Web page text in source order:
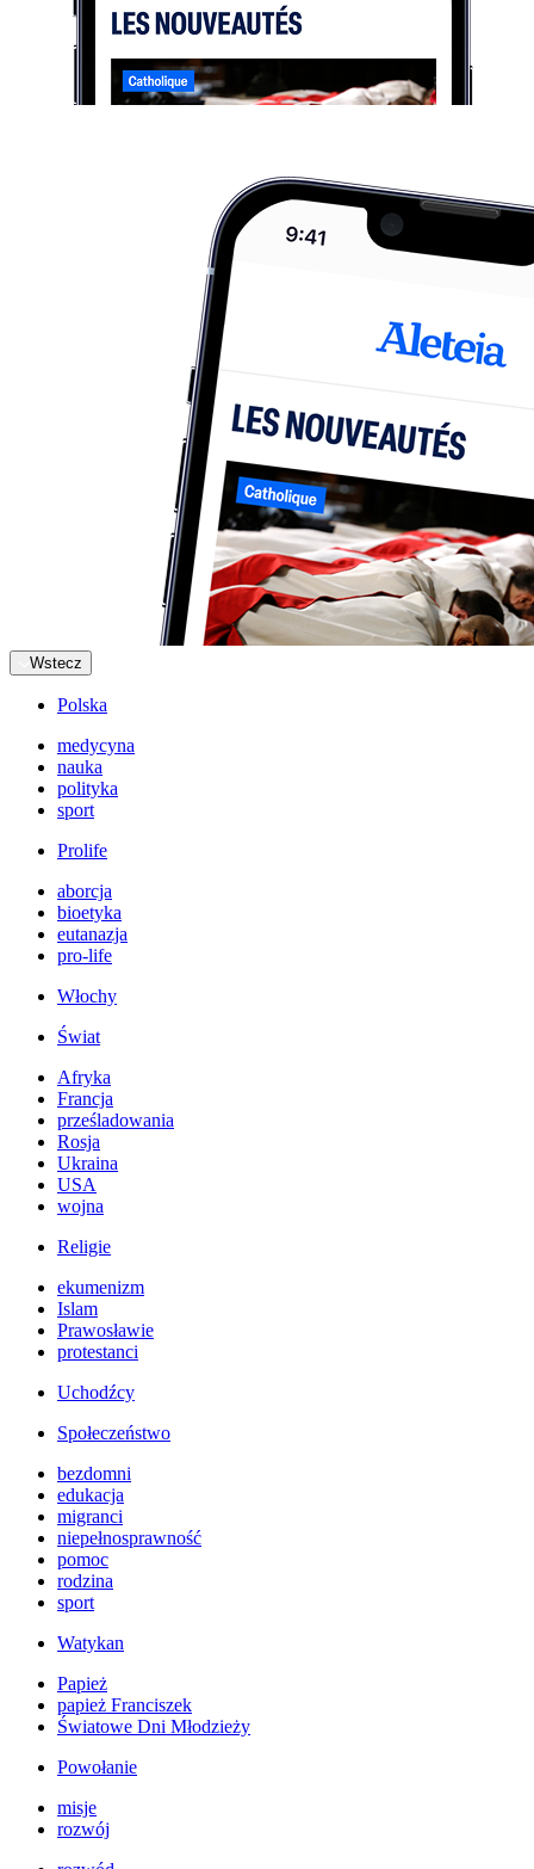
Wstecz
Polska
medycyna
nauka
polityka
sport
Prolife
aborcja
bioetyka
eutanazja
pro-life
Włochy
Świat
Afryka
Francja
prześladowania
Rosja
Ukraina
USA
wojna
Religie
ekumenizm
Islam
Prawosławie
protestanci
Uchodźcy
Społeczeństwo
bezdomni
edukacja
migranci
niepełnosprawność
pomoc
rodzina
sport
Watykan
Papież
papież Franciszek
Światowe Dni Młodzieży
Powołanie
misje
rozwój